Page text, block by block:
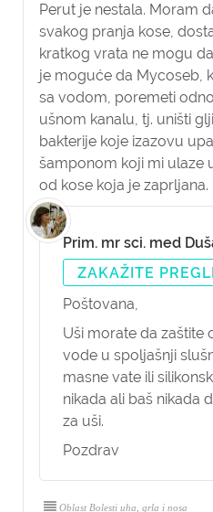
Perut je nestala. Moram
svakog pranja kose,
kratkog vrata ne mogu
je moguće da Mycoseb,
sa vodom, poremeti
ušnom kanalu, tj. uništi
bakterije koje izazovu
šamponom koji mi ulaze
od kose koja je zaprljana.
Prim. mr sci. med
ZAKAŽITE
Poštovana,
Uši morate da zaštite
vode u spoljašnji
masne vate ili
nikada ali baš nikada
za uši.
Pozdrav
Oblast Bolesti uha, grla i nosa